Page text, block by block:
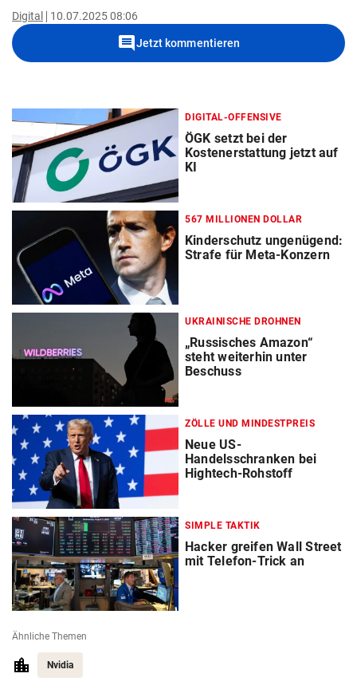
Digital 10.07.2025 08:06
commentJetzt kommentieren
DIGITAL-OFFENSIVE
ÖGK setzt bei der
Kostenerstattung jetzt auf
KI
567 MILLIONEN DOLLAR
Kinderschutz ungenügend:
Strafe für Meta-Konzern
UKRAINISCHE DROHNEN
„Russisches Amazon“
steht weiterhin unter
Beschuss
ZÖLLE UND MINDESTPREIS
Neue US-
Handelsschranken bei
Hightech-Rohstoff
SIMPLE TAKTIK
Hacker greifen Wall Street
mit Telefon-Trick an
Ähnliche Themen
Nvidia